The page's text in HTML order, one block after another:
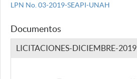
LPN No. 03-2019-SEAPI-UNAH
Documentos
LICITACIONES-DICIEMBRE-2019